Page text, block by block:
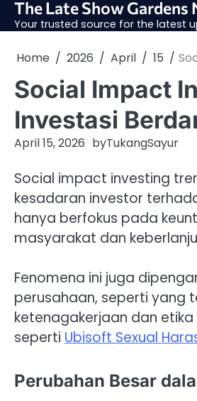
SkipThe Late Show Gardens
Your trusted source for the latest
Home 2026 April 15
Social Impact
Investasi
April 15, 2026 byTukangSayur
Social impact investing
kesadaran investor
hanya berfokus pada
masyarakat dan
Fenomena ini juga
perusahaan, seperti yang
ketenagakerjaan dan
seperti Ubisoft Sexual
Perubahan Besar